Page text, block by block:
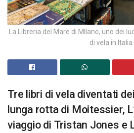
La Libreria del Mare di MIlano, uno dei
di vela in Italia
Tre libri di vela diventati
lunga rotta di Moitessier,
viaggio di Tristan Jones e